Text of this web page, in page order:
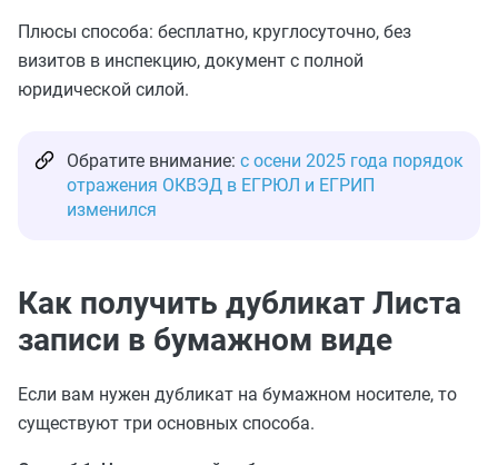
Плюсы способа: бесплатно, круглосуточно, без
визитов в инспекцию, документ с полной
юридической силой.
Обратите внимание: с осени 2025 года порядок
отражения ОКВЭД в ЕГРЮЛ и ЕГРИП
изменился
Как получить дубликат Листа
записи в бумажном виде
Если вам нужен дубликат на бумажном носителе, то
существуют три основных способа.